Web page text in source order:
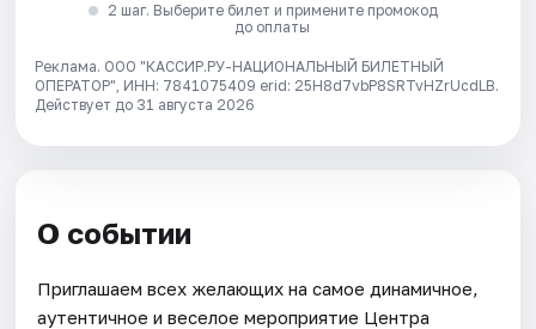
2 шаг. Выберите билет и примените промокод
до оплаты
Реклама. ООО "КАССИР.РУ-НАЦИОНАЛЬНЫЙ БИЛЕТНЫЙ
ОПЕРАТОР", ИНН: 7841075409 erid: 25H8d7vbP8SRTvHZrUcdLB.
Действует до 31 августа 2026
О событии
Приглашаем всех желающих на самое динамичное,
аутентичное и веселое мероприятие Центра